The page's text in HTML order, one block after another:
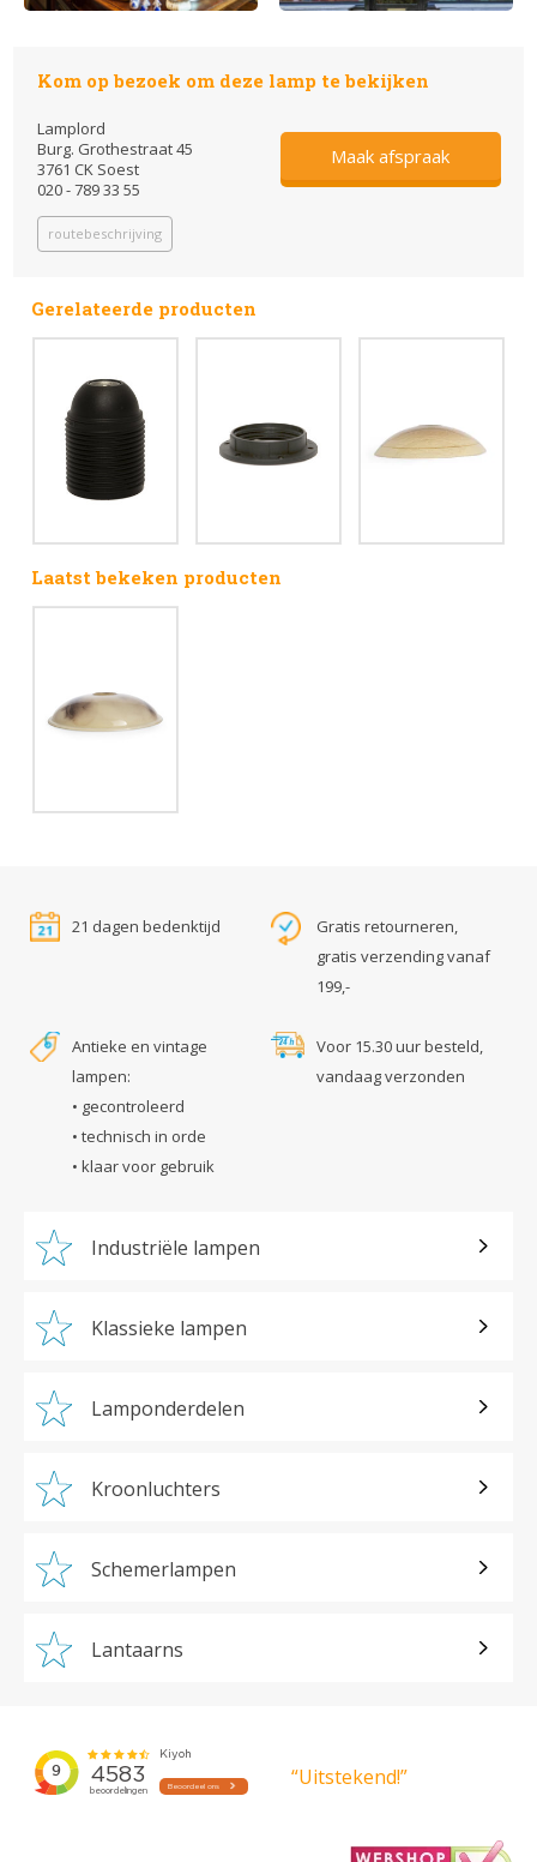
Kom op bezoek om deze lamp te bekijken
Lamplord
Burg. Grothestraat 45
3761 CK Soest
020 - 789 33 55
routebeschrijving
Maak afspraak
Gerelateerde producten
Laatst bekeken producten
21 dagen bedenktijd
Gratis retourneren,
gratis verzending vanaf
199,-
Antieke en vintage
lampen:
• gecontroleerd
• technisch in orde
• klaar voor gebruik
Voor 15.30 uur besteld,
vandaag verzonden
Industriële lampen
Klassieke lampen
Lamponderdelen
Kroonluchters
Schemerlampen
Lantaarns
“Uitstekend!”